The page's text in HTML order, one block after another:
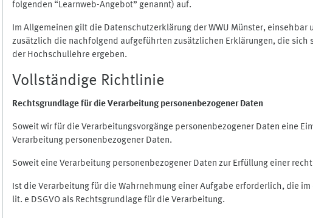
folgenden “Learnweb-Angebot” genannt) auf.
Im Allgemeinen gilt die Datenschutzerklärung der WWU Münster, einsehbar
zusätzlich die nachfolgend aufgeführten zusätzlichen Erklärungen, die
der Hochschullehre ergeben.
Vollständige Richtlinie
Rechtsgrundlage für die Verarbeitung personenbezogener Daten
Soweit wir für die Verarbeitungsvorgänge personenbezogener Daten eine
Verarbeitung personenbezogener Daten.
Soweit eine Verarbeitung personenbezogener Daten zur Erfüllung einer
Ist die Verarbeitung für die Wahrnehmung einer Aufgabe erforderlich, die
lit. e DSGVO als Rechtsgrundlage für die Verarbeitung.